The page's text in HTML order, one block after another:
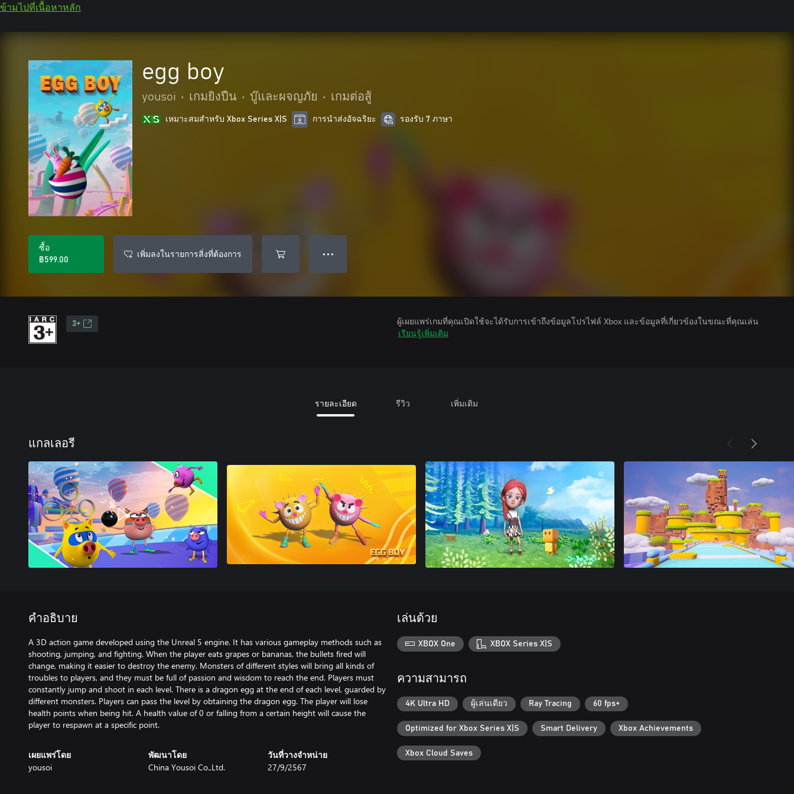
ข้ามไปที่เนื้อหาหลัก
egg boy
yousoi • เกมยิงปืน • บู๊และผจญภัย • เกมต่อสู้
เหมาะสมสําหรับ Xbox Series X|S การนำส่งอัจฉริยะ รองรับ 7 ภาษา
ซื้อ
฿599.00
เพิ่มลงในรายการสิ่งที่ต้องการ ● ● ●
3+
ผู้เผยแพร่เกมที่คุณเปิดใช้จะได้รับการเข้าถึงข้อมูลโปรไฟล์ Xbox และข้อมูลที่เกี่ยวข้องในขณะที่คุณเล่น
เรียนรู้เพิ่มเติม
รายละเอียด รีวิว เพิ่มเติม
แกลเลอรี
คำอธิบาย
A 3D action game developed using the Unreal 5 engine. It has various gameplay methods such as
shooting, jumping, and fighting. When the player eats grapes or bananas, the bullets fired will
change, making it easier to destroy the enemy. Monsters of different styles will bring all kinds of
troubles to players, and they must be full of passion and wisdom to reach the end. Players must
constantly jump and shoot in each level. There is a dragon egg at the end of each level, guarded by
different monsters. Players can pass the level by obtaining the dragon egg. The player will lose
health points when being hit. A health value of 0 or falling from a certain height will cause the
player to respawn at a specific point.
เผยแพร่โดย
yousoi
พัฒนาโดย
China Yousoi Co.,Ltd.
วันที่วางจำหน่าย
27/9/2567
เล่นด้วย
XBOX One XBOX Series X|S
ความสามารถ
4K Ultra HD ผู้เล่นเดียว Ray Tracing 60 fps+
Optimized for Xbox Series X|S Smart Delivery Xbox Achievements
Xbox Cloud Saves